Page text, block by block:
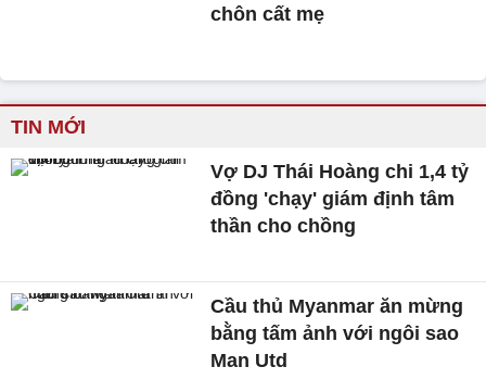
chôn cất mẹ
TIN MỚI
Vợ DJ Thái Hoàng chi 1,4 tỷ
đồng 'chạy' giám định tâm
thần cho chồng
Cầu thủ Myanmar ăn mừng
bằng tấm ảnh với ngôi sao
Man Utd